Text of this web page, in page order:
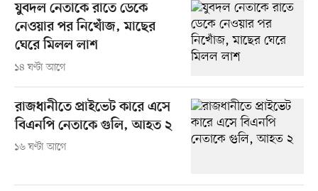
যুবদল নেতাকে রাতে ডেকে
নেওয়ার পর নিখোঁজ, মাছের
ঘেরে মিলল লাশ
১৪ ঘণ্টা আগে
রাজধানীতে প্রাইভেট কারে এসে
বিএনপি নেতাকে গুলি, আহত ২
১৬ ঘণ্টা আগে